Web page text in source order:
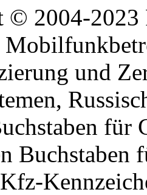
© 2004-
und
für
Buchstaben